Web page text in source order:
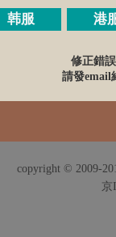
韩服 港
修正錯
請發email
copyright © 2009-
京